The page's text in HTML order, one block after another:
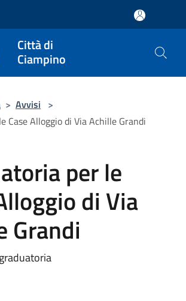
Città di
Ciampino
> Avvisi >
Case Alloggio di Via Achille Grandi
per le
di Via
Grandi